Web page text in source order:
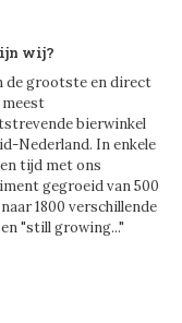
wij?
de grootste en direct
meest
bierwinkel
Nederland. In enkele
tijd met ons
gegroeid van 500
1800 verschillende
"still growing..."